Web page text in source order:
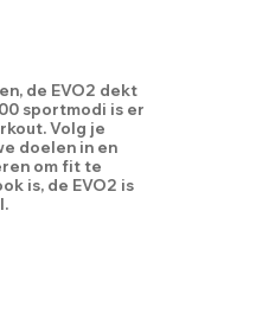
de EVO2 dekt
sportmodi is er
Volg je
doelen in en
om fit te
is, de EVO2 is